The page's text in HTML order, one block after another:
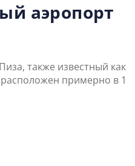
аэропорт
также известный как
примерно в 1